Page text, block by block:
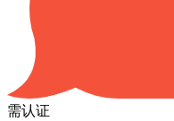
需认证